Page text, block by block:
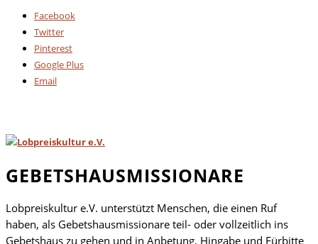
Facebook
Twitter
Pinterest
Google Plus
Email
GEBETSHAUSMISSIONARE
Lobpreiskultur e.V. unterstützt Menschen, die einen Ruf
haben, als Gebetshausmissionare teil- oder vollzeitlich ins
Gebetshaus zu gehen und in Anbetung, Hingabe und Fürbitte